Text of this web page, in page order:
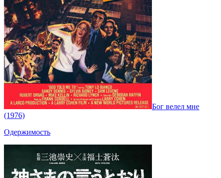
Бог велел мне
(1976)
Одержимость